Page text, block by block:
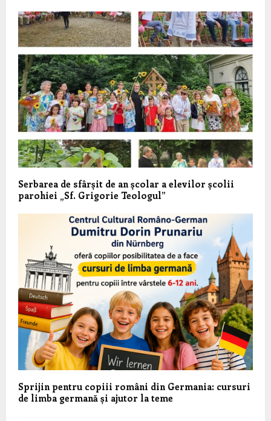
Serbarea de sfârșit de an școlar a elevilor școlii
parohiei „Sf. Grigorie Teologul”
Sprijin pentru copiii români din Germania: cursuri
de limba germană și ajutor la teme